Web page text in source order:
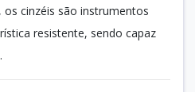
cinzéis são instrumentos
resistente, sendo capaz